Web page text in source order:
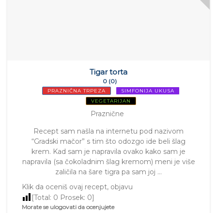
Tigar torta
0 (0)
PRAZNIČNA TRPEZA
SIMFONIJA UKUSA
VEGETARIJAN
Praznične
Recept sam našla na internetu pod nazivom
“Gradski mačor” s tim što odozgo ide beli šlag
krem. Kad sam je napravila ovako kako sam je
napravila (sa čokoladnim šlag kremom) meni je više
zaličila na šare tigra pa sam joj …
Klik da oceniš ovaj recept, objavu
[Total: 0 Prosek: 0]
Morate se ulogovati da ocenjujete